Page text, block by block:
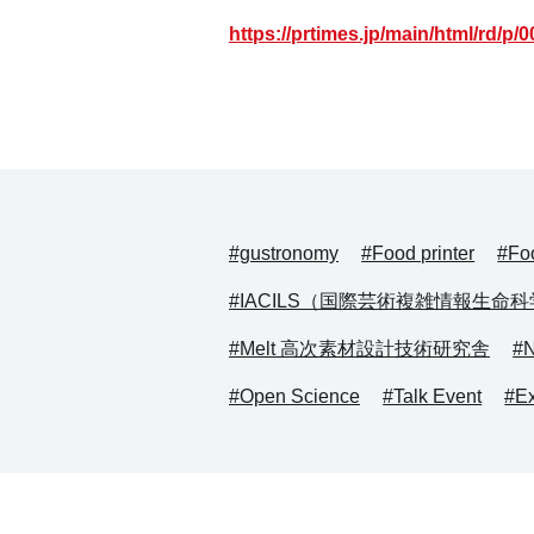
https://prtimes.jp/main/html/rd/p/
#gustronomy #Food printer
#IACILS（国際芸術複雑情報生命科
#Melt 高次素材設計技術研究舎
#Open Science #Talk Event